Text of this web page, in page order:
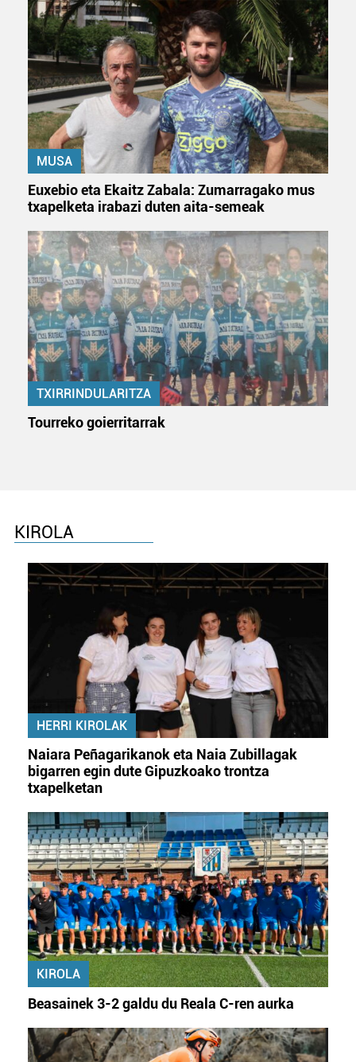
irakurri
MUSA
Euxebio eta Ekaitz Zabala: Zumarragako mus
txapelketa irabazi duten aita-semeak
TXIRRINDULARITZA
Tourreko goierritarrak
KIROLA
HERRI KIROLAK
Naiara Peñagarikanok eta Naia Zubillagak
bigarren egin dute Gipuzkoako trontza
txapelketan
KIROLA
Beasainek 3-2 galdu du Reala C-ren aurka